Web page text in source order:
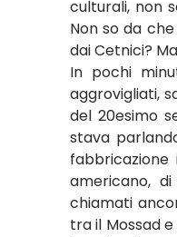
culturali, non
Non so da
dai Cetnici?
In pochi
aggrovigliati,
del 20esimo
stava
americano,
chiamati
tra il Mossad